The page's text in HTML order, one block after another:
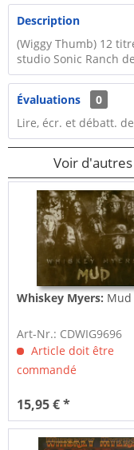
Description
(Wiggy Thumb) 12
studio Sonic Ranch
Évaluations
0
Lire, écr. et débatt.
Voir
Whiskey Myers: Mud
Art-Nr.: CDWIG9696
Article doit être
commandé
15,95 € *